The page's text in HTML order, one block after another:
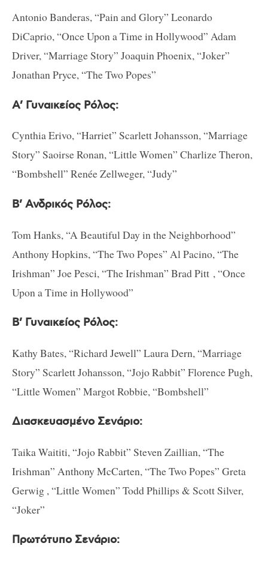
Antonio Banderas, “Pain and Glory” Leonardo
DiCaprio, “Once Upon a Time in Hollywood” Adam
Driver, “Marriage Story” Joaquin Phoenix, “Joker”
Jonathan Pryce, “The Two Popes”
Α’ Γυναικείος Ρόλος:
Cynthia Erivo, “Harriet” Scarlett Johansson, “Marriage
Story” Saoirse Ronan, “Little Women” Charlize Theron,
“Bombshell” Renée Zellweger, “Judy”
Β’ Ανδρικός Ρόλος:
Tom Hanks, “A Beautiful Day in the Neighborhood”
Anthony Hopkins, “The Two Popes” Al Pacino, “The
Irishman” Joe Pesci, “The Irishman” Brad Pitt , “Once
Upon a Time in Hollywood”
B’ Γυναικείος Ρόλος:
Kathy Bates, “Richard Jewell” Laura Dern, “Marriage
Story” Scarlett Johansson, “Jojo Rabbit” Florence Pugh,
“Little Women” Margot Robbie, “Bombshell”
Διασκευασμένο Σενάριο:
Taika Waititi, “Jojo Rabbit” Steven Zaillian, “The
Irishman” Anthony McCarten, “The Two Popes” Greta
Gerwig , “Little Women” Todd Phillips & Scott Silver,
“Joker”
Πρωτότυπο Σενάριο: